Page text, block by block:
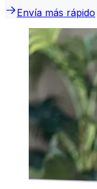
Envía más rápido